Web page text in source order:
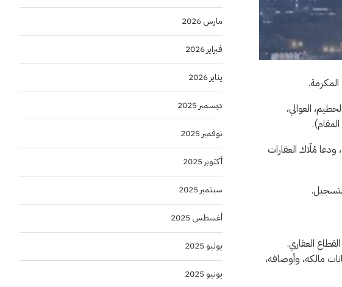
العوالي،
مُلّاك العقارات
العقاري.
مالكه، وأوصافه،
مارس 2026
فبراير 2026
يناير 2026
ديسمبر 2025
نوفمبر 2025
أكتوبر 2025
سبتمبر 2025
أغسطس 2025
يوليو 2025
يونيو 2025